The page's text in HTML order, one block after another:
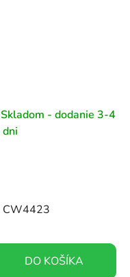
Skladom - dodanie 3-4
dni
CW4423
DO KOŠÍKA